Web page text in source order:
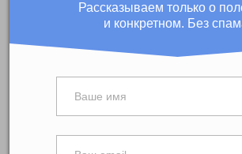
Рассказываем только о
и конкретном. Без